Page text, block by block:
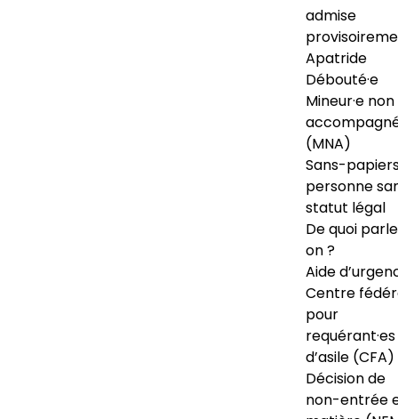
admise
Apatride
Débouté·e
Mineur·e non
(MNA)
Sans-
personne
statut légal
De quoi
on ?
Aide
Centre
pour
requérant·es
d’asile (CFA)
Décision de
non-entrée